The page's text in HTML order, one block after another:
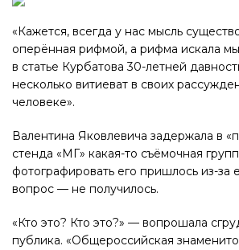
«Кажется, всегда у нас мысль
оперённая рифмой, а рифма искала
в статье Курбатова 30-летней
несколько витиеват в своих
человеке».
Валентина Яковлевича задержала в
стенда «МГ» какая-то съёмочная
фотографировать его пришлось из-за
вопрос — не получилось.
«Кто это? Кто это?» — вопрошала
публика. «Общероссийская